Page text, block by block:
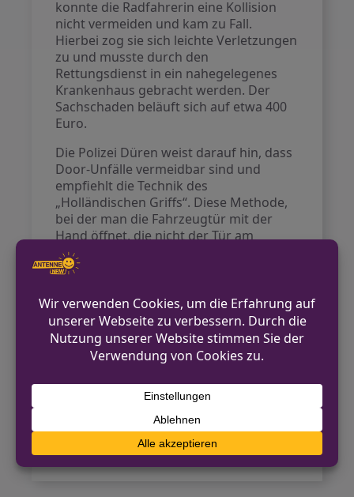
konnte die Radfahrerin eine Kollision
nicht vermeiden und kam zu Fall.
Hierbei zog sie sich leichte Verletzungen
zu und musste durch den
Rettungsdienst in ein nahegelegenes
Krankenhaus gebracht werden. Der
Sachschaden beläuft sich auf etwa 400
Euro.
Die Polizei Düren weist darauf hin, dass
Door-Unfälle vermeidbar sind und
empfiehlt die Technik des
„Holländischen Griffs“. Diese Methode,
bei der man die Fahrzeugtür mit der
Hand öffnet, die nicht der Tür am
nächsten ist, fördert eine bessere Sicht
auf den Verkehr und hilft,
vermeiden.
Kontakt für Hinweise /
Pressestelle
pressestelle@dueren.nrw.de
https://dueren.polizei.nrw/